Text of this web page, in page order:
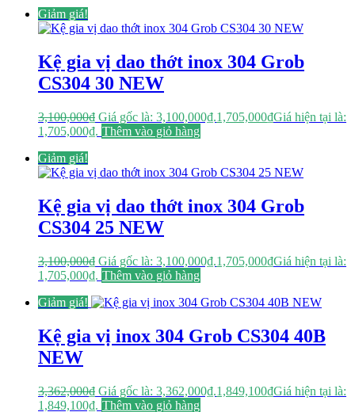
Giảm giá!
Kệ gia vị dao thớt inox 304 Grob
CS304 30 NEW
3,100,000₫ Giá gốc là: 3,100,000₫.1,705,000₫Giá hiện tại là:
1,705,000₫. Thêm vào giỏ hàng
Giảm giá!
Kệ gia vị dao thớt inox 304 Grob
CS304 25 NEW
3,100,000₫ Giá gốc là: 3,100,000₫.1,705,000₫Giá hiện tại là:
1,705,000₫. Thêm vào giỏ hàng
Giảm giá!
Kệ gia vị inox 304 Grob CS304 40B
NEW
3,362,000₫ Giá gốc là: 3,362,000₫.1,849,100₫Giá hiện tại là:
1,849,100₫. Thêm vào giỏ hàng